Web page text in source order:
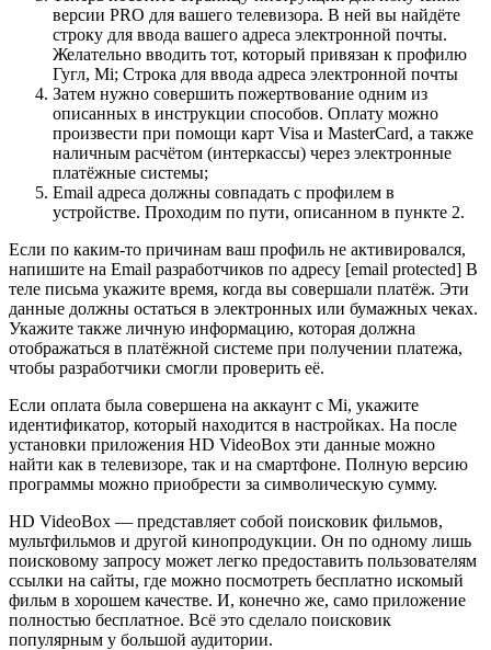
версии PRO для вашего телевизора. В ней вы найдёте
строку для ввода вашего адреса электронной почты.
Желательно вводить тот, который привязан к профилю
Гугл, Mi; Строка для ввода адреса электронной почты
Затем нужно совершить пожертвование одним из
описанных в инструкции способов. Оплату можно
произвести при помощи карт Visa и MasterCard, а также
наличным расчётом (интеркассы) через электронные
платёжные системы;
Email адреса должны совпадать с профилем в
устройстве. Проходим по пути, описанном в пункте 2.
Если по каким-то причинам ваш профиль не активировался,
напишите на Email разработчиков по адресу [email protected] В
теле письма укажите время, когда вы совершали платёж. Эти
данные должны остаться в электронных или бумажных чеках.
Укажите также личную информацию, которая должна
отображаться в платёжной системе при получении платежа,
чтобы разработчики смогли проверить её.
Если оплата была совершена на аккаунт с Mi, укажите
идентификатор, который находится в настройках. На после
установки приложения HD VideoBox эти данные можно
найти как в телевизоре, так и на смартфоне. Полную версию
программы можно приобрести за символическую сумму.
HD VideoBox — представляет собой поисковик фильмов,
мультфильмов и другой кинопродукции. Он по одному лишь
поисковому запросу может легко предоставить пользователям
ссылки на сайты, где можно посмотреть бесплатно искомый
фильм в хорошем качестве. И, конечно же, само приложение
полностью бесплатное. Всё это сделало поисковик
популярным у большой аудитории.